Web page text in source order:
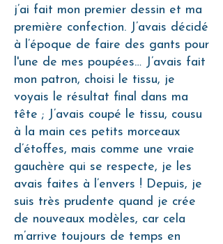
j’ai fait mon premier dessin et ma
première confection. J’avais décidé
à l’époque de faire des gants pour
l'une de mes poupées… J’avais fait
mon patron, choisi le tissu, je
voyais le résultat final dans ma
tête ; J’avais coupé le tissu, cousu
à la main ces petits morceaux
d’étoffes, mais comme une vraie
gauchère qui se respecte, je les
avais faites à l’envers ! Depuis, je
suis très prudente quand je crée
de nouveaux modèles, car cela
m’arrive toujours de temps en